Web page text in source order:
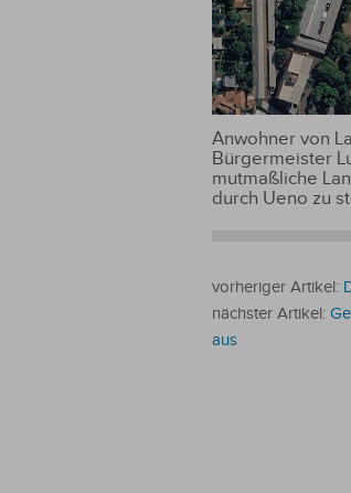
Anwohner von
Bürgermeister
mutmaßliche
durch Ueno zu
vorheriger Artikel:
nächster Artikel:
aus